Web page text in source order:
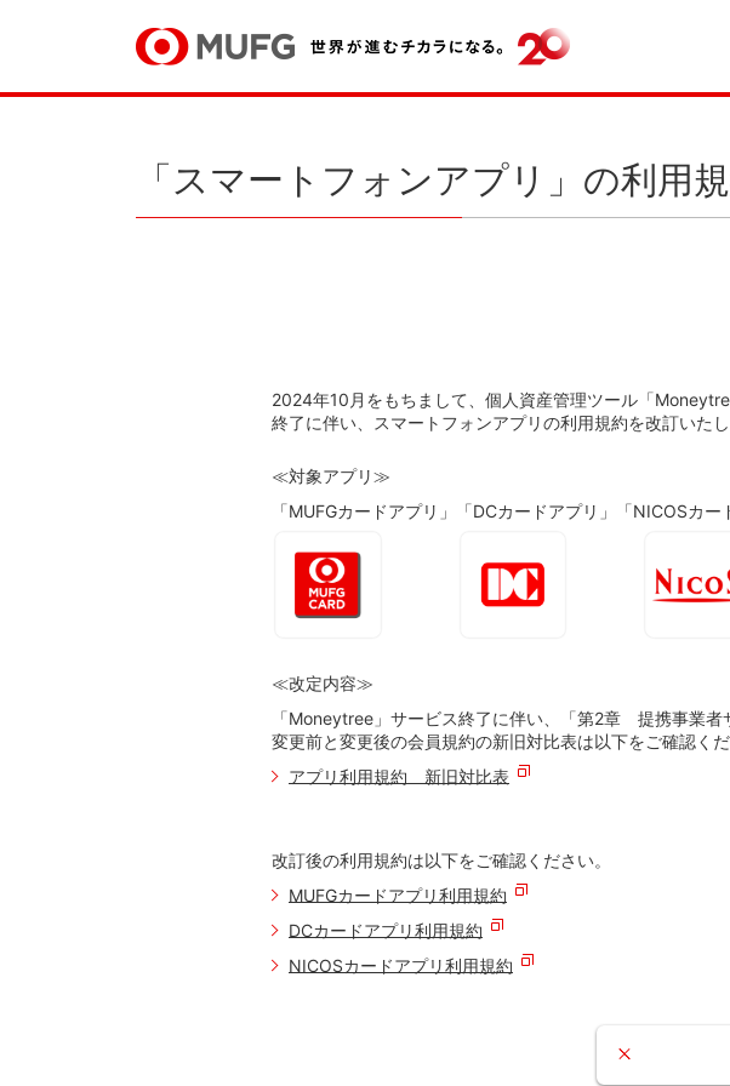
「スマートフォンアプリ」の利用
2024年10月をもちまして、個人資産管理ツール「
終了に伴い、スマートフォンアプリの利用規約を改訂いたし
≪対象アプリ≫
「MUFGカードアプリ」「DCカードアプリ」「NICOSカー
≪改定内容≫
「Moneytree」サービス終了に伴い、「第2章 提携事業者
変更前と変更後の会員規約の新旧対比表は以下をご確認くだ
アプリ利用規約 新旧対比表
改訂後の利用規約は以下をご確認ください。
MUFGカードアプリ利用規約
DCカードアプリ利用規約
NICOSカードアプリ利用規約